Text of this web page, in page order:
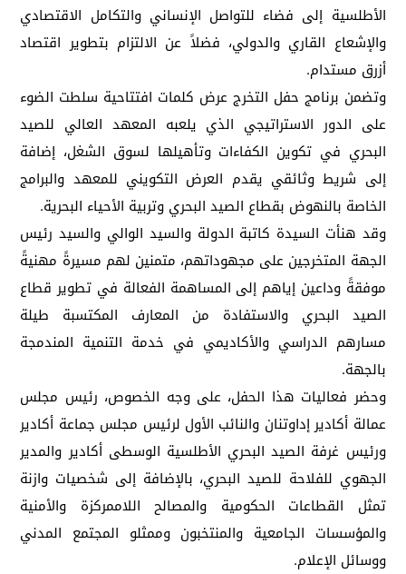
الأطلسية إلى فضاء للتواصل الإنساني والتكامل الاقتصادي
والإشعاع القاري والدولي، فضلاً عن الالتزام بتطوير اقتصاد
أزرق مستدام.
وتضمن برنامج حفل التخرج عرض كلمات افتتاحية سلطت الضوء
على الدور الاستراتيجي الذي يلعبه المعهد العالي للصيد
البحري في تكوين الكفاءات وتأهيلها لسوق الشغل، إضافة
إلى شريط وثائقي يقدم العرض التكويني للمعهد والبرامج
الخاصة بالنهوض بقطاع الصيد البحري وتربية الأحياء البحرية.
وقد هنأت السيدة كاتبة الدولة والسيد الوالي والسيد رئيس
الجهة المتخرجين على مجهوداتهم، متمنين لهم مسيرةً مهنيةً
موفقةً وداعين إياهم إلى المساهمة الفعالة في تطوير قطاع
الصيد البحري والاستفادة من المعارف المكتسبة طيلة
مسارهم الدراسي والأكاديمي في خدمة التنمية المندمجة
بالجهة.
وحضر فعاليات هذا الحفل، على وجه الخصوص، رئيس مجلس
عمالة أكادير إداوتنان والنائب الأول لرئيس مجلس جماعة أكادير
ورئيس غرفة الصيد البحري الأطلسية الوسطى أكادير والمدير
الجهوي للفلاحة للصيد البحري، بالإضافة إلى شخصيات وازنة
تمثل القطاعات الحكومية والمصالح اللاممركزة والأمنية
والمؤسسات الجامعية والمنتخبون وممثلو المجتمع المدني
ووسائل الإعلام.